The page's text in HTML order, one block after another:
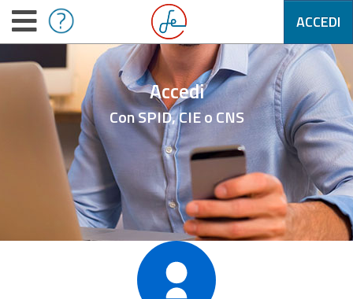
ACCEDI
Accedi
Con SPID, CIE o CNS